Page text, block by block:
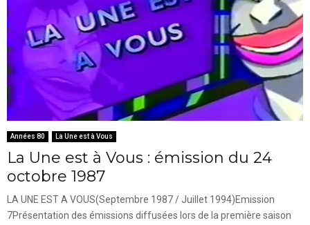
Années 80 La Une est à Vous
La Une est à Vous : émission du 24
octobre 1987
LA UNE EST A VOUS(Septembre 1987 / Juillet 1994)Emission
7Présentation des émissions diffusées lors de la première saison